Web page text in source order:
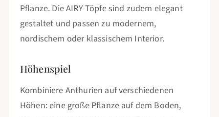
Pflanze. Die AIRY-Töpfe sind zudem elegant
gestaltet und passen zu modernem,
nordischem oder klassischem Interior.
Höhenspiel
Kombiniere Anthurien auf verschiedenen
Höhen: eine große Pflanze auf dem Boden,